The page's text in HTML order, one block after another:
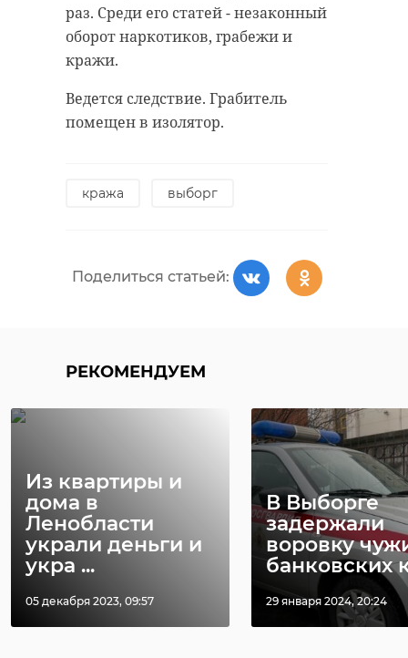
раз. Среди его статей - незаконный
оборот наркотиков, грабежи и
кражи.
Ведется следствие. Грабитель
помещен в изолятор.
кража выборг
Поделиться статьей:
РЕКОМЕНДУЕМ
Из квартиры и
дома в
Ленобласти
украли деньги и
укра ...
05 декабря 2023, 09:57
В Выборге
задержали
воровку
банковских
29 января 2024, 20:24
Информация о пострадавших
уточняется.
всеволожский район
РЕКОМЕНДУЕМ
Нападавшего задержали по
горячим следам. В настоящий
момент он помещен в изолятор. В
отношении 33-летнего мужчины
возбуждено уголовное дело. На
ножевое ранение